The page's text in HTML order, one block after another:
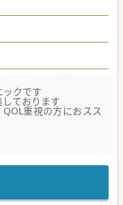
万円
万円
万円
円（別途支給）
たり 10,000円（別
クです
ております
重視の方におスス
いうご意向があるた
上であれば、お受け
たします
で、未経験の先生も
す